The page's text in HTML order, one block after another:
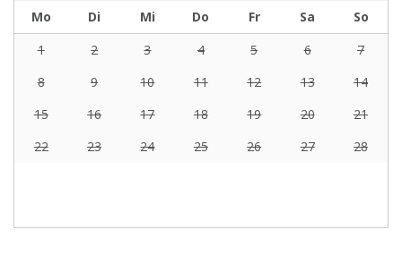
Mo
Di Mi Do Fr Sa
So
1
2 3 4 5 6
7
8
9 10 11 12 13
14
15
16 17 18 19 20
21
22
23 24 25 26 27 28